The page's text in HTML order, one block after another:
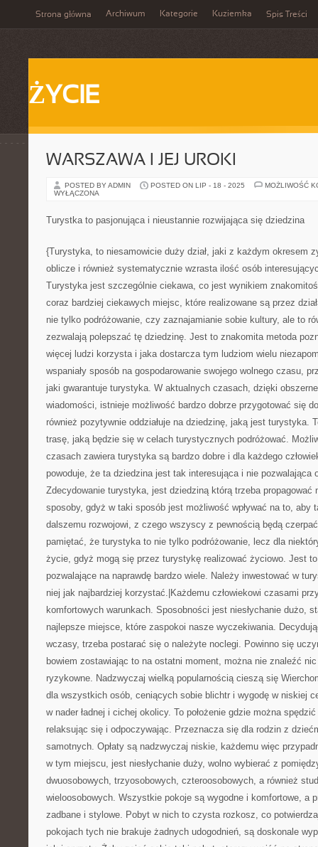
Strona główna Archiwum Kategorie Kuziemka Spis Treści
ŻYCIE
WARSZAWA I JEJ UROKI
POSTED BY ADMIN POSTED ON LIP - 18 - 2025
MOŻLIWOŚĆ
WYŁĄCZONA
Turystka to pasjonująca i nieustannie rozwijająca się dziedzina
{Turystyka, to niesamowicie duży dział, jaki z każdym okresem
oblicze i również systematycznie wzrasta ilość osób
Turystyka jest szczególnie ciekawa, co jest wynikiem
coraz bardziej ciekawych miejsc, które realizowane są przez
nie tylko podróżowanie, czy zaznajamianie sobie kultury, ale to
zezwalają polepszać tę dziedzinę. Jest to znakomita metoda
więcej ludzi korzysta i jaka dostarcza tym ludziom wielu
wspaniały sposób na gospodarowanie swojego wolnego czasu,
jaki gwarantuje turystyka. W aktualnych czasach, dzięki
wiadomości, istnieje możliwość bardzo dobrze przygotować się
również pozytywnie oddziałuje na dziedzinę, jaką jest turystyka.
trasę, jaką będzie się w celach turystycznych podróżować.
czasach zawiera turystyka są bardzo dobre i dla każdego
powoduje, że ta dziedzina jest tak interesująca i nie pozwalająca
Zdecydowanie turystyka, jest dziedziną którą trzeba propagować
sposoby, gdyż w taki sposób jest możliwość wpływać na to, aby
dalszemu rozwojowi, z czego wszyscy z pewnością będą
pamiętać, że turystyka to nie tylko podróżowanie, lecz dla
życie, gdyż mogą się przez turystykę realizować życiowo. Jest
pozwalające na naprawdę bardzo wiele. Należy inwestować w
niej jak najbardziej korzystać.|Każdemu człowiekowi czasami
komfortowych warunkach. Sposobności jest niesłychanie dużo,
najlepsze miejsce, które zaspokoi nasze wyczekiwania.
wczasy, trzeba postarać się o należyte noclegi. Powinno się
bowiem zostawiając to na ostatni moment, można nie znaleźć
ryzykowne. Nadzwyczaj wielką popularnością cieszą się
dla wszystkich osób, ceniących sobie blichtr i wygodę w niskiej
w nader ładnej i cichej okolicy. To położenie gdzie można
relaksując się i odpoczywając. Przeznacza się dla rodzin z
samotnych. Opłaty są nadzwyczaj niskie, każdemu więc
w tym miejscu, jest niesłychanie duży, wolno wybierać z
dwuosobowych, trzyosobowych, czteroosobowych, a również
wieloosobowych. Wszystkie pokoje są wygodne i komfortowe, a
zadbane i stylowe. Pobyt w nich to czysta rozkosz, co
pokojach tych nie brakuje żadnych udogodnień, są doskonale